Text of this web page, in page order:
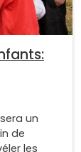
un
de
les